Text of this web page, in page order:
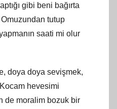
gibi beni bağırta
tutup
saati mi olur
doya doya sevişmek,
hevesimi
de moralim bozuk bir